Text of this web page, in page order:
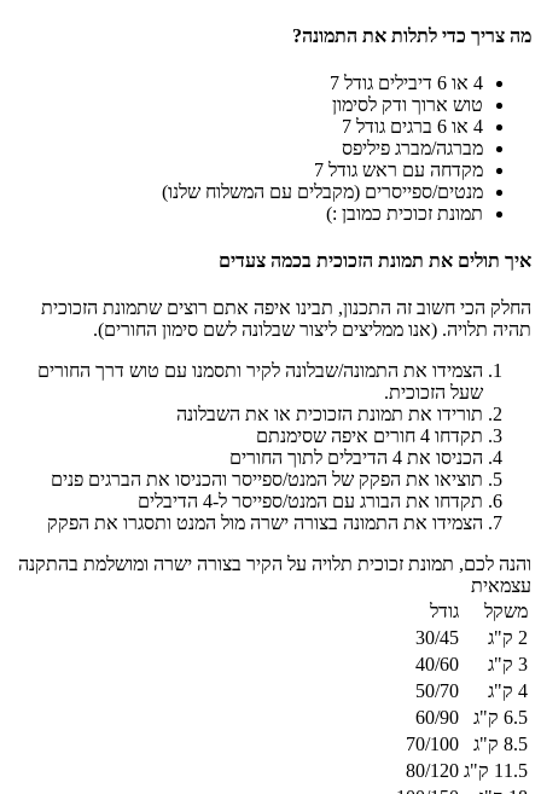
מה צריך כדי לתלות את התמונה?
4 או 6 דיבילים גודל 7
טוש ארוך ודק לסימון
4 או 6 ברגים גודל 7
מברגה/מברג פיליפס
מקדחה עם ראש גודל 7
מנטים/ספייסרים (מקבלים עם המשלוח שלנו)
תמונת זכוכית כמובן :)
איך תולים את תמונת הזכוכית בכמה צעדים
החלק הכי חשוב זה התכנון, תבינו איפה אתם רוצים שתמונת הזכוכית
תהיה תלויה. (אנו ממליצים ליצור שבלונה לשם סימון החורים).
הצמידו את התמונה/שבלונה לקיר ותסמנו עם טוש דרך החורים
שעל הזכוכית.
תורידו את תמונת הזכוכית או את השבלונה
תקדחו 4 חורים איפה שסימנתם
הכניסו את 4 הדיבלים לתוך החורים
תוציאו את הפקק של המנט/ספייסר והכניסו את הברגים פנים
תקדחו את הבורג עם המנט/ספייסר ל-4 הדיבלים
הצמידו את התמונה בצורה ישרה מול המנט ותסגרו את הפקק
והנה לכם, תמונת זכוכית תלויה על הקיר בצורה ישרה ומושלמת בהתקנה
עצמאית
משקל
גודל
2 ק"ג
30/45
3 ק"ג
40/60
4 ק"ג
50/70
6.5 ק"ג
60/90
8.5 ק"ג
70/100
11.5 ק"ג
80/120